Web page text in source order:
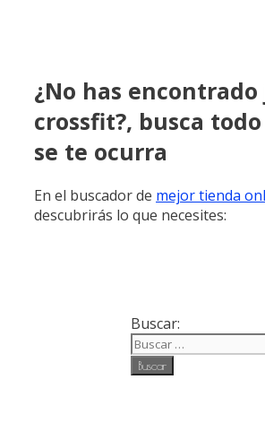
¿No has
crossfit?, busca
se te ocurra
En el buscador de mejor tienda
descubrirás lo que necesites:
Buscar: